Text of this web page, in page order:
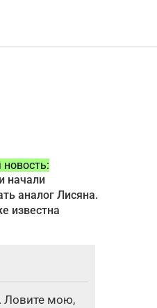
новость:
начали
аналог Лисяна.
известна
Ловите мою,